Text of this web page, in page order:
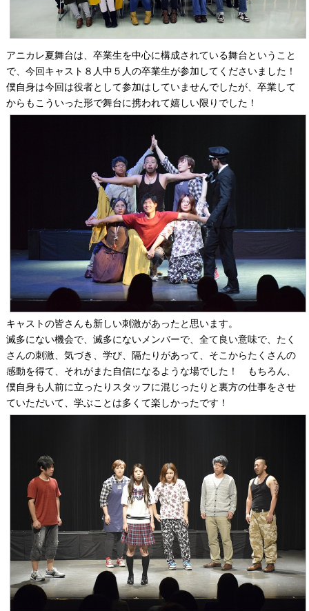
アニカレ夏舞台は、卒業生を中心に構成されている舞台ということ
で、今回キャスト８人中５人の卒業生が参加してくださいました！
僕自身は今回は役者として参加はしていませんでしたが、卒業して
からもこういった形で舞台に携われて嬉しい限りでした！
キャストの皆さんも新しい刺激があったと思います。
滅多にない機会で、滅多にないメンバーで、全て良い意味で、たく
さんの刺激、気づき、学び、隔たりがあって、そこからたくさんの
感動を得て、それがまた自信になるような場でした！ もちろん、
僕自身も人前に立ったりスタッフに混じったりと裏方の仕事をさせ
ていただいて、学ぶことは多くて楽しかったです！